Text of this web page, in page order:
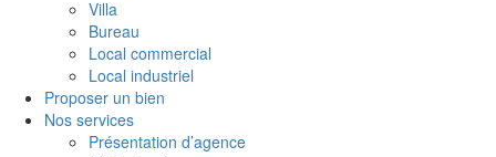
Villa
Bureau
Local commercial
Local industriel
Proposer un bien
Nos services
Présentation d’agence